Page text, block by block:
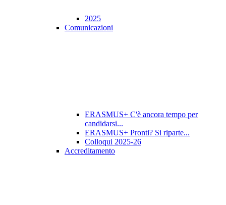
2025
Comunicazioni
ERASMUS+ C'è ancora tempo per
candidarsi...
ERASMUS+ Pronti? Si riparte...
Colloqui 2025-26
Accreditamento